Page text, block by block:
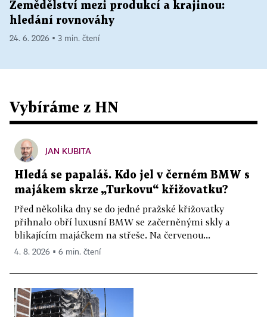
Zemědělství mezi produkcí a krajinou:
hledání rovnováhy
24. 6. 2026 ▪ 3 min. čtení
Vybíráme z HN
JAN KUBITA
Hledá se papaláš. Kdo jel v černém BMW s
majákem skrze „Turkovu“ křižovatku?
Před několika dny se do jedné pražské křižovatky
přihnalo obří luxusní BMW se začerněnými skly a
blikajícím majáčkem na střeše. Na červenou...
4. 8. 2026 ▪ 6 min. čtení